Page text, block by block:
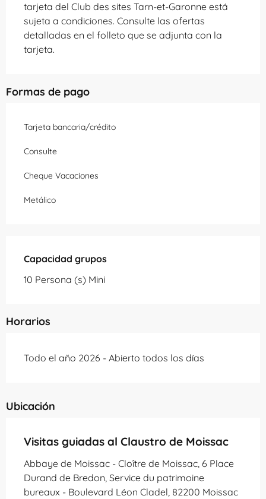
tarjeta del Club des sites Tarn-et-Garonne está
sujeta a condiciones. Consulte las ofertas
detalladas en el folleto que se adjunta con la
tarjeta.
Formas de pago
Tarjeta bancaria/crédito
Consulte
Cheque Vacaciones
Metálico
Capacidad grupos
Capacidad grupos
10 Persona (s) Mini
Horarios
Todo el año 2026 - Abierto todos los días
Ubicación
Visitas guiadas al Claustro de Moissac
Abbaye de Moissac - Cloître de Moissac, 6 Place
Durand de Bredon, Service du patrimoine
bureaux - Boulevard Léon Cladel, 82200 Moissac